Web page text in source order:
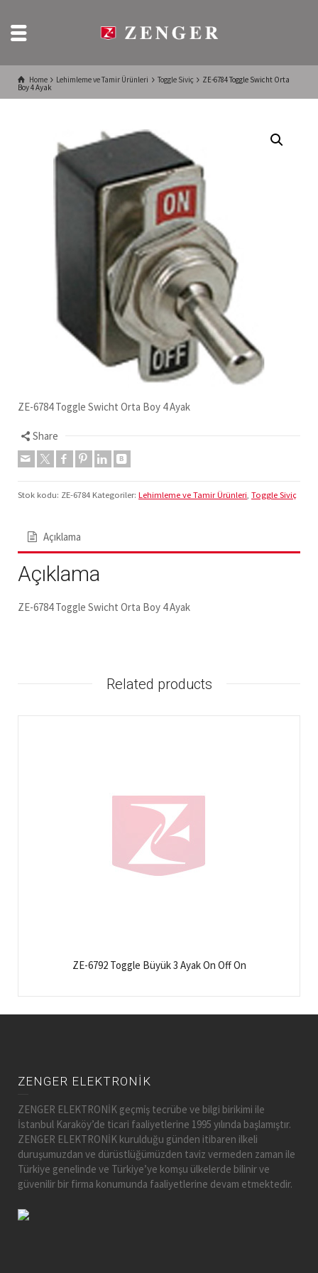
Home Lehimleme ve Tamir Ürünleri Toggle Siviç ZE-6784 Toggle Swicht Orta
Boy 4 Ayak
ZE-6784 Toggle Swicht Orta Boy 4 Ayak
Share
Stok kodu: ZE-6784 Kategoriler: Lehimleme ve Tamir Ürünleri Toggle Siviç
Açıklama
Açıklama
ZE-6784 Toggle Swicht Orta Boy 4 Ayak
Related products
ZE-6792 Toggle Büyük 3 Ayak On Off On
ZENGER ELEKTRONİK
ZENGER ELEKTRONİK geçmiş tecrübe ve bilgi birikimi ile
İstanbul Karaköy’de ticari faaliyetlerine 1995 yılında başlamıştır.
ZENGER ELEKTRONİK kurulduğu günden itibaren ilkeli
duruşumuzdan ve dürüstlüğümüzden taviz vermeden zaman ile
Türkiye genelinde ve Türkiye’ye komşu ülkelerde bilinir ve
güvenilir bir firma konumunda faaliyetlerine devam etmektedir.